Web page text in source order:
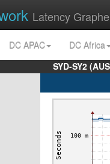
Latency
DC APAC
DC Africa
SYD-SY2